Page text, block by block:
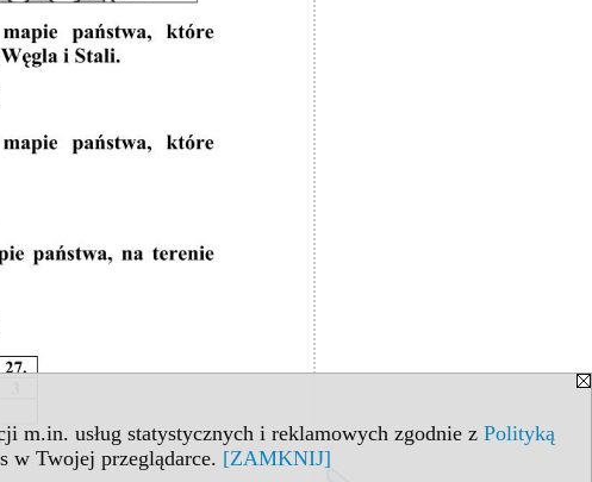
m.in. usług statystycznych i reklamowych zgodnie z Polityką
w Twojej przeglądarce. [ZAMKNIJ]